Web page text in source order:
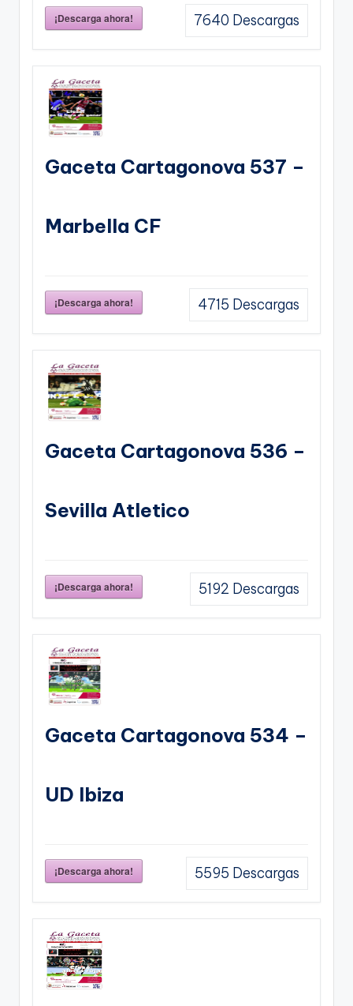
¡Descarga ahora! 7640 Descargas
Gaceta Cartagonova 537 –
Marbella CF
¡Descarga ahora! 4715 Descargas
Gaceta Cartagonova 536 –
Sevilla Atletico
¡Descarga ahora! 5192 Descargas
Gaceta Cartagonova 534 –
UD Ibiza
¡Descarga ahora! 5595 Descargas